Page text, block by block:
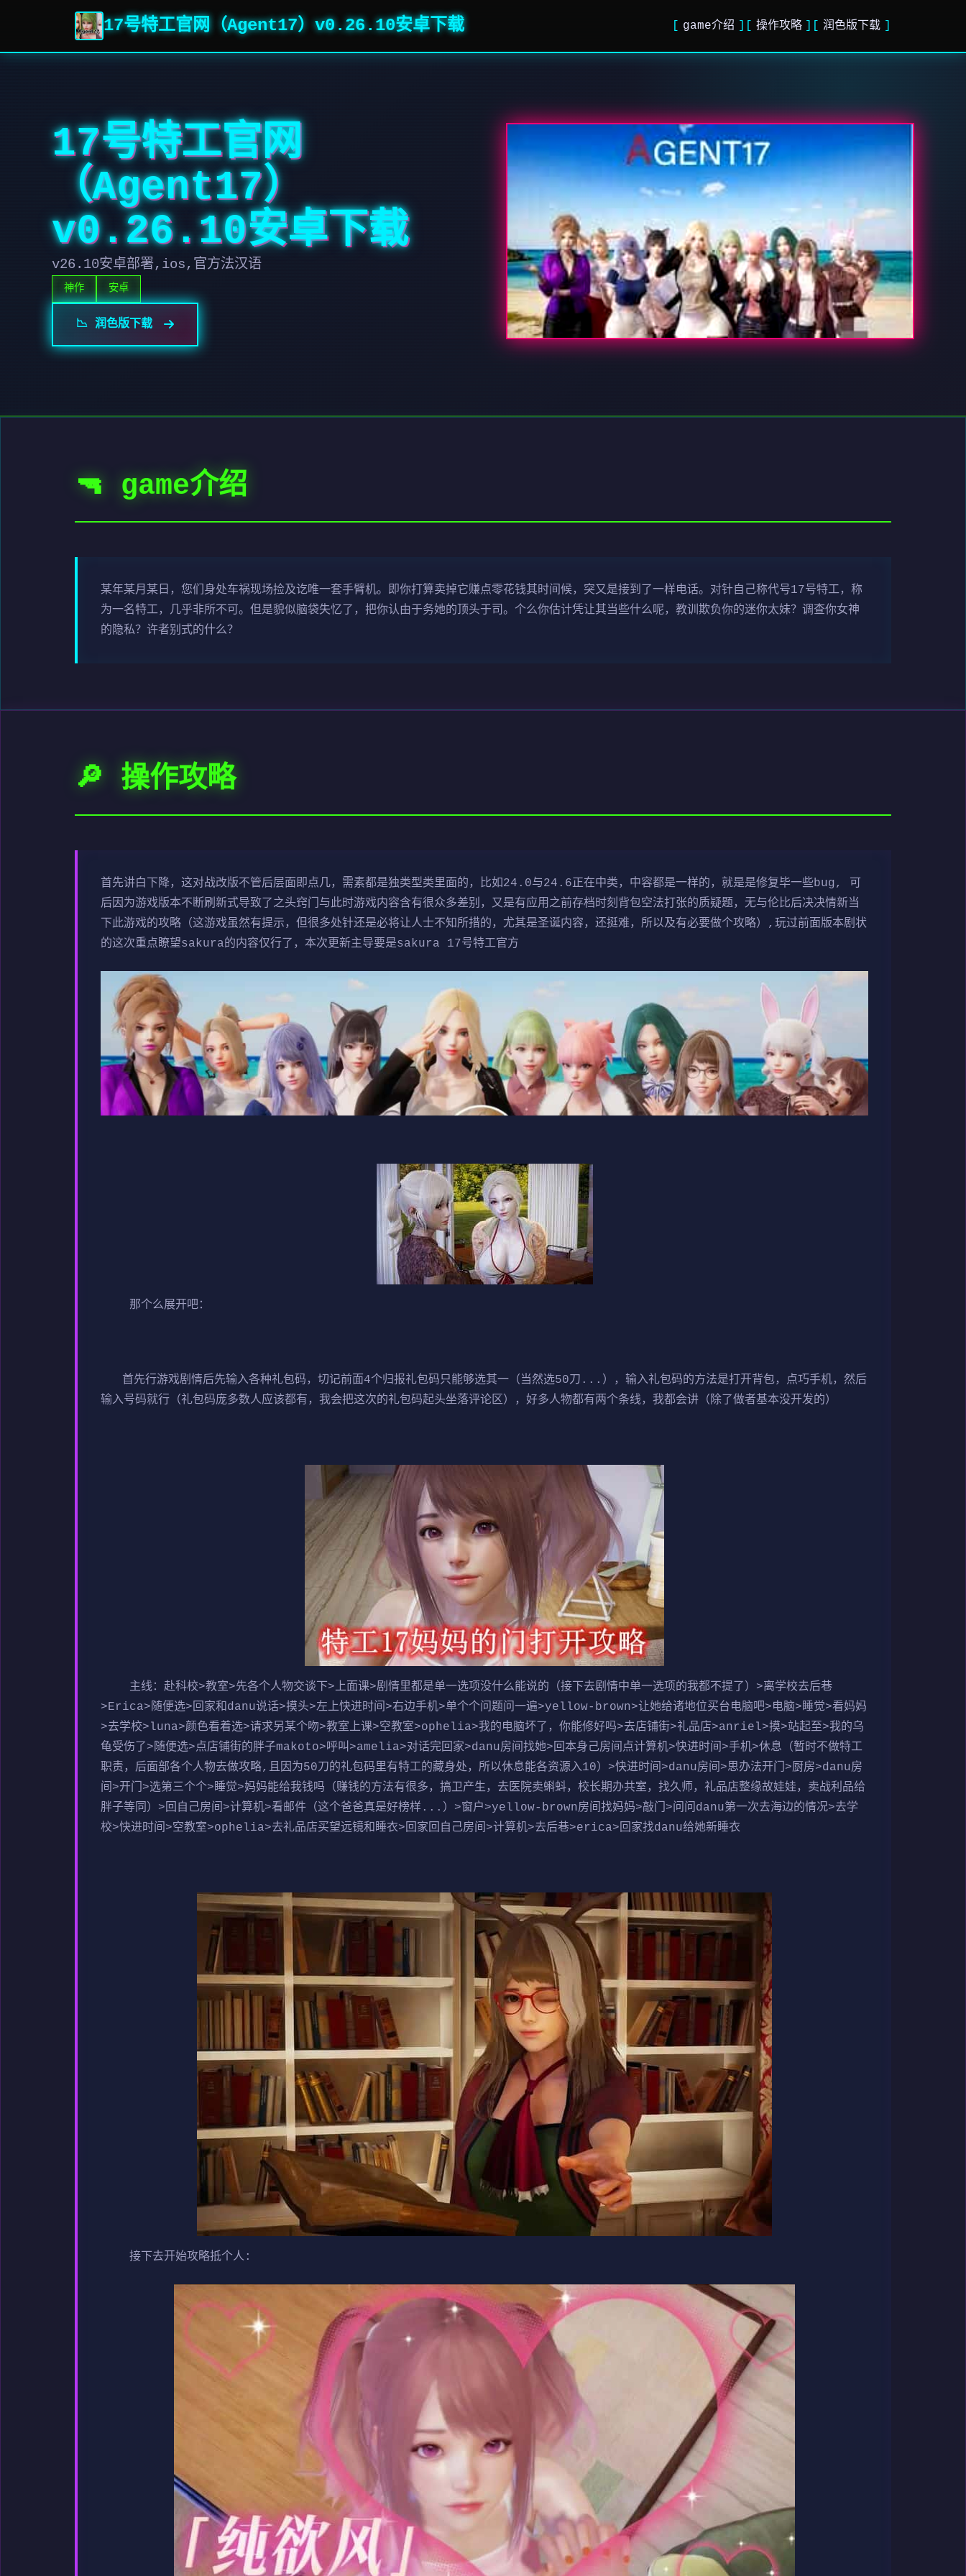
17号特工官网（Agent17）v0.26.10安卓下载 game介绍 操作攻略 润色版下载
17号特工官网
（Agent17）
v0.26.10安卓下载
v26.10安卓部署,ios,官方法汉语
神作 安卓
📉 润色版下载
🔫 game介绍
某年某月某日，您们身处车祸现场捡及讫唯一套手臂机。即你打算卖掉它赚点零花钱其时间候，突又是接到了一样电话。对针自己称代号17号特工，称
为一名特工，几乎非所不可。但是貌似脑袋失忆了，把你认由于务她的顶头于司。个么你估计凭让其当些什么呢，教训欺负你的迷你太妹？调查你女神
的隐私？许者别式的什么？
🔎 操作攻略
首先讲白下降，这对战改版不管后层面即点几，需素都是独类型类里面的，比如24.0与24.6正在中类，中容都是一样的，就是是修复毕一些bug, 可
后因为游戏版本不断刷新式导致了之头窍门与此时游戏内容含有很众多差别，又是有应用之前存档时刻背包空法打张的质疑题，无与伦比后决决情新当
下此游戏的攻略（这游戏虽然有提示，但很多处针还是必将让人士不知所措的，尤其是圣诞内容，还挺难，所以及有必要做个攻略）,玩过前面版本剧状
的这次重点瞭望sakura的内容仅行了，本次更新主导要是sakura 17号特工官方
那个么展开吧：
首先行游戏剧情后先输入各种礼包码，切记前面4个归报礼包码只能够选其一（当然选50刀...），输入礼包码的方法是打开背包，点巧手机，然后
输入号码就行（礼包码庞多数人应该都有，我会把这次的礼包码起头坐落评论区），好多人物都有两个条线，我都会讲（除了做者基本没开发的）
主线：赴科校>教室>先各个人物交谈下>上面课>剧情里都是单一选项没什么能说的（接下去剧情中单一选项的我都不提了）>离学校去后巷
>Erica>随便选>回家和danu说话>摸头>左上快进时间>右边手机>单个个问题问一遍>yellow-brown>让她给诸地位买台电脑吧>电脑>睡觉>看妈妈
>去学校>luna>颜色看着选>请求另某个吻>教室上课>空教室>ophelia>我的电脑坏了，你能修好吗>去店铺街>礼品店>anriel>摸>站起至>我的乌
龟受伤了>随便选>点店铺街的胖子makoto>呼叫>amelia>对话完回家>danu房间找她>回本身己房间点计算机>快进时间>手机>休息（暂时不做特工
职责，后面部各个人物去做攻略,且因为50刀的礼包码里有特工的藏身处，所以休息能各资源入10）>快进时间>danu房间>思办法开门>厨房>danu房
间>开门>选第三个个>睡觉>妈妈能给我钱吗（赚钱的方法有很多，搞卫产生，去医院卖蝌蚪，校长期办共室，找久师，礼品店整缘故娃娃，卖战利品给
胖子等同）>回自己房间>计算机>看邮件（这个爸爸真是好榜样...）>窗户>yellow-brown房间找妈妈>敲门>问问danu第一次去海边的情况>去学
校>快进时间>空教室>ophelia>去礼品店买望远镜和睡衣>回家回自己房间>计算机>去后巷>erica>回家找danu给她新睡衣
接下去开始攻略抵个人: